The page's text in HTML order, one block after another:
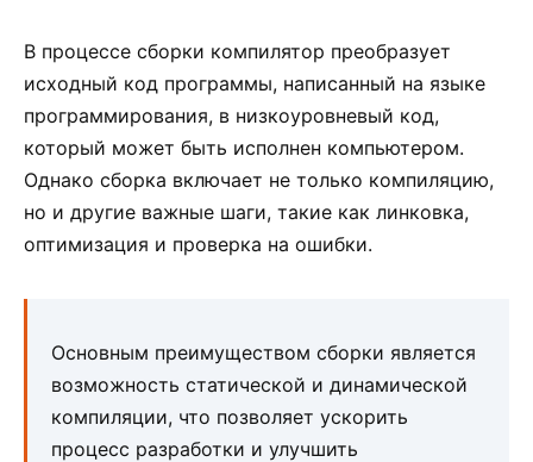
В процессе сборки компилятор преобразует
исходный код программы, написанный на языке
программирования, в низкоуровневый код,
который может быть исполнен компьютером.
Однако сборка включает не только компиляцию,
но и другие важные шаги, такие как линковка,
оптимизация и проверка на ошибки.
Основным преимуществом сборки является
возможность статической и динамической
компиляции, что позволяет ускорить
процесс разработки и улучшить